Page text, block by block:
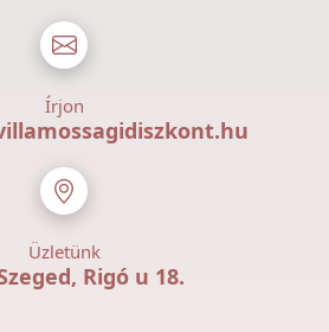
Írjon
Üzletünk
Rigó u 18.